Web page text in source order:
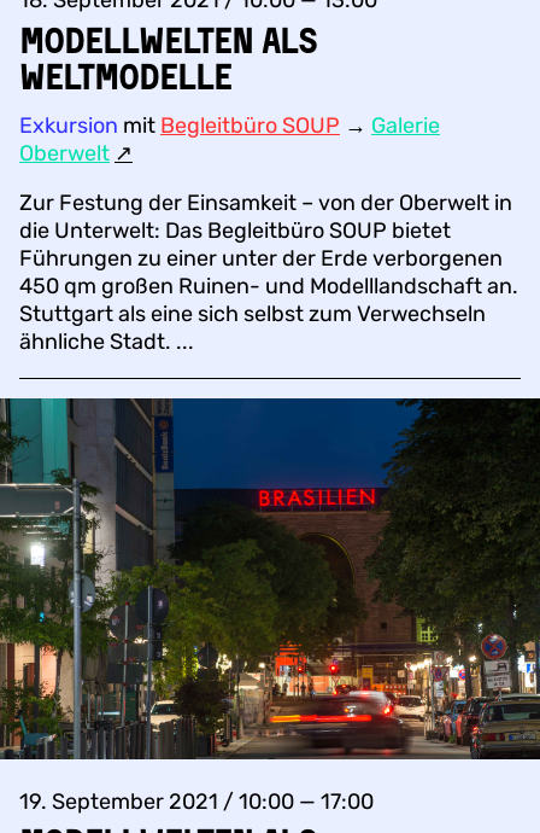
Modellwelten als
Weltmodelle
Exkursion mit Begleitbüro SOUP → Galerie
Oberwelt ↗︎
Zur Festung der Einsamkeit – von der Oberwelt in
die Unterwelt: Das Begleitbüro SOUP bietet
Führungen zu einer unter der Erde verborgenen
450 qm großen Ruinen- und Modelllandschaft an.
Stuttgart als eine sich selbst zum Verwechseln
ähnliche Stadt. ...
19. September 2021 / 10:00 — 17:00